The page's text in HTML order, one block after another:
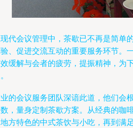
代会议管理中，茶歇已不再是简单
、促进交流互动的重要服务环节。
缓解与会者的疲劳，提振精神，为
的会议服务团队深谙此道，他们会
，量身定制茶歇方案。从经典的咖
方特色的中式茶饮与小吃，再到满